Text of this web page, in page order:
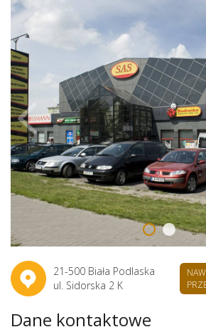
21-500 Biała Podlaska
ul. Sidorska 2 K
Dane kontaktowe